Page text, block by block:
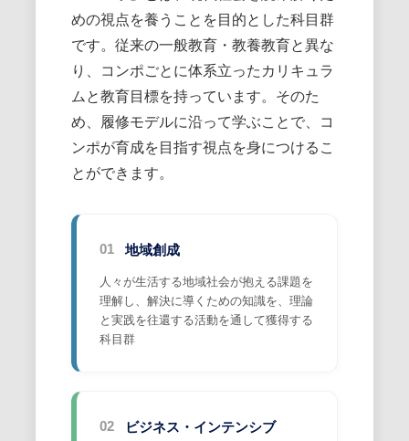
めの視点を養うことを目的とした科目群
です。従来の一般教育・教養教育と異な
り、コンポごとに体系立ったカリキュラ
ムと教育目標を持っています。そのた
め、履修モデルに沿って学ぶことで、コ
ンポが育成を目指す視点を身につけるこ
とができます。
01 地域創成
人々が生活する地域社会が抱える課題を
理解し、解決に導くための知識を、理論
と実践を往還する活動を通して獲得する
科目群
02 ビジネス・インテンシブ